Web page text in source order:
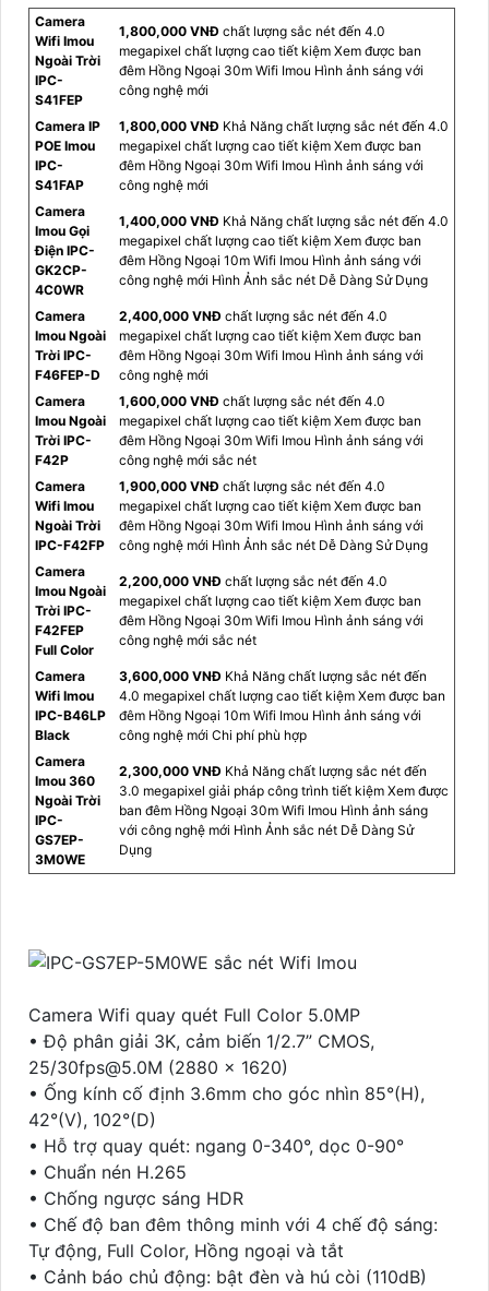
Camera
Wifi Imou
Ngoài Trời
IPC-
S41FEP
1,800,000 VNĐ chất lượng sắc nét đến 4.0
megapixel chất lượng cao tiết kiệm Xem được ban
đêm Hồng Ngoại 30m Wifi Imou Hình ảnh sáng với
công nghệ mới
Camera IP
POE Imou
IPC-
S41FAP
1,800,000 VNĐ Khả Năng chất lượng sắc nét đến 4.0
megapixel chất lượng cao tiết kiệm Xem được ban
đêm Hồng Ngoại 30m Wifi Imou Hình ảnh sáng với
công nghệ mới
Camera
Imou Gọi
Điện IPC-
GK2CP-
4C0WR
1,400,000 VNĐ Khả Năng chất lượng sắc nét đến 4.0
megapixel chất lượng cao tiết kiệm Xem được ban
đêm Hồng Ngoại 10m Wifi Imou Hình ảnh sáng với
công nghệ mới Hình Ảnh sắc nét Dễ Dàng Sử Dụng
Camera
Imou Ngoài
Trời IPC-
F46FEP-D
2,400,000 VNĐ chất lượng sắc nét đến 4.0
megapixel chất lượng cao tiết kiệm Xem được ban
đêm Hồng Ngoại 30m Wifi Imou Hình ảnh sáng với
công nghệ mới
Camera
Imou Ngoài
Trời IPC-
F42P
1,600,000 VNĐ chất lượng sắc nét đến 4.0
megapixel chất lượng cao tiết kiệm Xem được ban
đêm Hồng Ngoại 30m Wifi Imou Hình ảnh sáng với
công nghệ mới sắc nét
Camera
Wifi Imou
Ngoài Trời
IPC-F42FP
1,900,000 VNĐ chất lượng sắc nét đến 4.0
megapixel chất lượng cao tiết kiệm Xem được ban
đêm Hồng Ngoại 30m Wifi Imou Hình ảnh sáng với
công nghệ mới Hình Ảnh sắc nét Dễ Dàng Sử Dụng
Camera
Imou Ngoài
Trời IPC-
F42FEP
Full Color
2,200,000 VNĐ chất lượng sắc nét đến 4.0
megapixel chất lượng cao tiết kiệm Xem được ban
đêm Hồng Ngoại 30m Wifi Imou Hình ảnh sáng với
công nghệ mới sắc nét
Camera
Wifi Imou
IPC-B46LP
Black
3,600,000 VNĐ Khả Năng chất lượng sắc nét đến
4.0 megapixel chất lượng cao tiết kiệm Xem được ban
đêm Hồng Ngoại 10m Wifi Imou Hình ảnh sáng với
công nghệ mới Chi phí phù hợp
Camera
Imou 360
Ngoài Trời
IPC-
GS7EP-
3M0WE
2,300,000 VNĐ Khả Năng chất lượng sắc nét đến
3.0 megapixel giải pháp công trình tiết kiệm Xem được
ban đêm Hồng Ngoại 30m Wifi Imou Hình ảnh sáng
với công nghệ mới Hình Ảnh sắc nét Dễ Dàng Sử
Dụng
Camera Wifi quay quét Full Color 5.0MP
• Độ phân giải 3K, cảm biến 1/2.7” CMOS,
25/30fps@5.0M (2880 x 1620)
• Ống kính cố định 3.6mm cho góc nhìn 85°(H),
42°(V), 102°(D)
• Hỗ trợ quay quét: ngang 0-340°, dọc 0-90°
• Chuẩn nén H.265
• Chống ngược sáng HDR
• Chế độ ban đêm thông minh với 4 chế độ sáng:
Tự động, Full Color, Hồng ngoại và tắt
• Cảnh báo chủ động: bật đèn và hú còi (110dB)